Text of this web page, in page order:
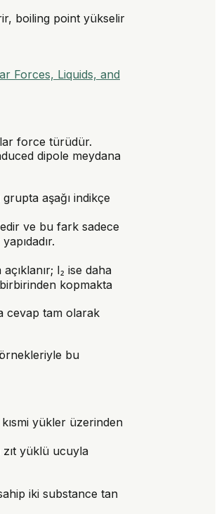
boiling point yükselir
Forces, Liquids, and
force türüdür.
dipole meydana
aşağı indikçe
ve bu fark sadece
I₂ ise daha
kopmakta
cevap tam olarak
bu
yükler üzerinden
yüklü ucuyla
iki substance tan